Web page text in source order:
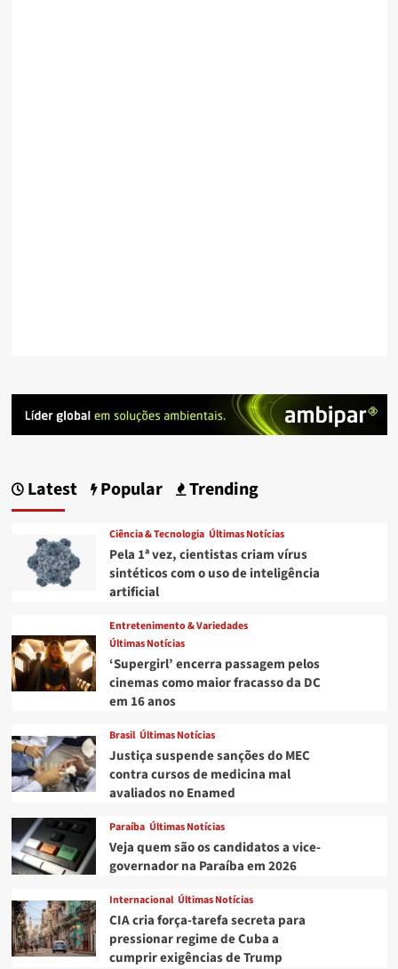
Latest Popular Trending
Ciência & Tecnologia Últimas Notícias
Pela 1ª vez, cientistas criam vírus
sintéticos com o uso de inteligência
artificial
Entretenimento & Variedades
Últimas Notícias
‘Supergirl’ encerra passagem pelos
cinemas como maior fracasso da DC
em 16 anos
Brasil Últimas Notícias
Justiça suspende sanções do MEC
contra cursos de medicina mal
avaliados no Enamed
Paraíba Últimas Notícias
Veja quem são os candidatos a vice-
governador na Paraíba em 2026
Internacional Últimas Notícias
CIA cria força-tarefa secreta para
pressionar regime de Cuba a
cumprir exigências de Trump